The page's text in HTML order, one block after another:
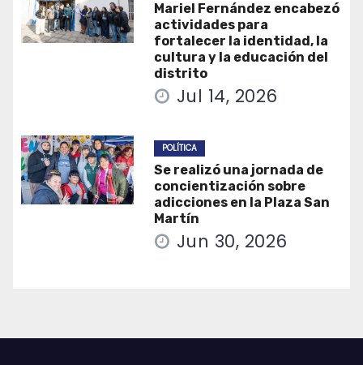
Mariel Fernández encabezó
actividades para
fortalecer la identidad, la
cultura y la educación del
distrito
Jul 14, 2026
POLÍTICA
Se realizó una jornada de
concientización sobre
adicciones en la Plaza San
Martín
Jun 30, 2026